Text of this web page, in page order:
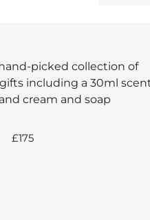
picked collection of
including a 30ml
cream and soap.
£175